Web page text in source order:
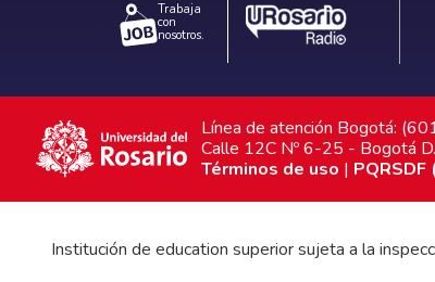
Trabaja
con
nosotros.
Línea de atención Bogotá:
Calle 12C Nº 6-25 - Bogotá
Términos de uso |
Institución de education superior sujeta a la